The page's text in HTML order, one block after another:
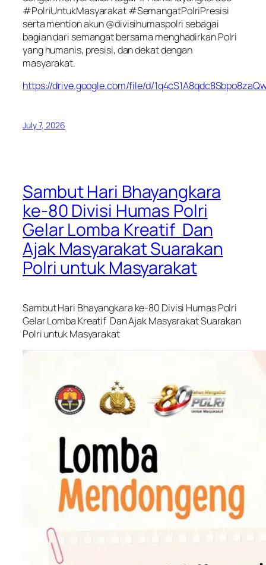
#PolriUntukMasyarakat #SemangatPolriPresisi
serta mention akun @divisihumaspolri sebagai
bagian dari semangat bersama menghadirkan Polri
yang humanis, presisi, dan dekat dengan
masyarakat.
https://drive.google.com/file/d/
July 7, 2026
Sambut Hari Bhayangkara
ke-80 Divisi Humas Polri
Gelar Lomba Kreatif Dan
Ajak Masyarakat Suarakan
Polri untuk Masyarakat
Sambut Hari Bhayangkara ke-80 Divisi Humas Polri
Gelar Lomba Kreatif Dan Ajak Masyarakat Suarakan
Polri untuk Masyarakat